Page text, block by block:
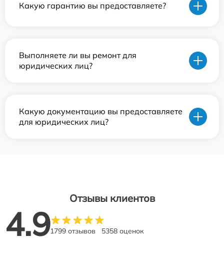
Какую гарантию вы предоставляете?
Выполняете ли вы ремонт для
юридических лиц?
Какую документацию вы предоставляете
для юридических лиц?
Отзывы клиентов
4.91799 отзывов 5358 оценок